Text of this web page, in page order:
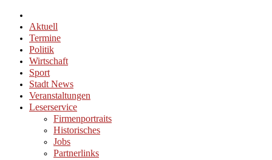
Aktuell
Termine
Politik
Wirtschaft
Sport
Stadt News
Veranstaltungen
Leserservice
Firmenportraits
Historisches
Jobs
Partnerlinks